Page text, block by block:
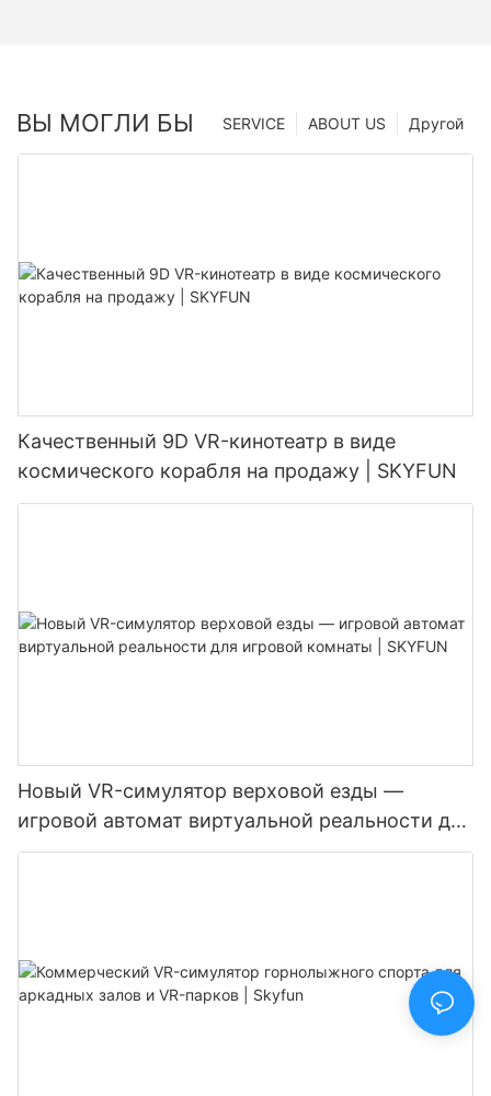
ВЫ МОГЛИ БЫ Другой
ABOUT US
SERVICE
Качественный 9D VR-кинотеатр в виде
космического корабля на продажу | SKYFUN
Новый VR-симулятор верховой езды —
игровой автомат виртуальной реальности для
игровой комнаты | SKYFUN